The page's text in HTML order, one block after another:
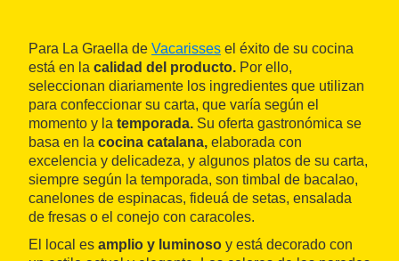
Para La Graella de Vacarisses el éxito de su cocina
está en la calidad del producto. Por ello,
seleccionan diariamente los ingredientes que utilizan
para confeccionar su carta, que varía según el
momento y la temporada. Su oferta gastronómica se
basa en la cocina catalana, elaborada con
excelencia y delicadeza, y algunos platos de su carta,
siempre según la temporada, son timbal de bacalao,
canelones de espinacas, fideuá de setas, ensalada
de fresas o el conejo con caracoles.
El local es amplio y luminoso y está decorado con